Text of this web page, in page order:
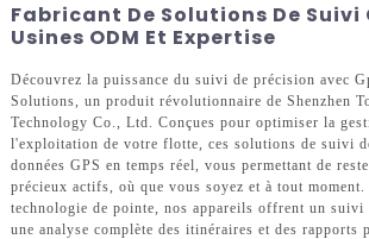
Fabricant De Solutions De Suivi
Usines ODM Et Expertise
Découvrez la puissance du suivi de précision avec
Solutions, un produit révolutionnaire de Shenzhen
Technology Co., Ltd. Conçues pour optimiser la
l'exploitation de votre flotte, ces solutions de suivi
données GPS en temps réel, vous permettant de
précieux actifs, où que vous soyez et à tout moment.
technologie de pointe, nos appareils offrent un suivi
une analyse complète des itinéraires et des rapports